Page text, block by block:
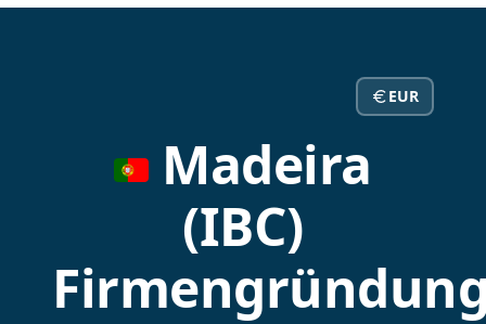
EUR
Madeira
(IBC)